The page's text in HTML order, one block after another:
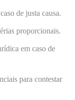
de justa causa.
proporcionais.
em caso de
para contestar